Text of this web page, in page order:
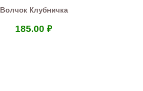
Волчок Клубничка
185.00 ₽